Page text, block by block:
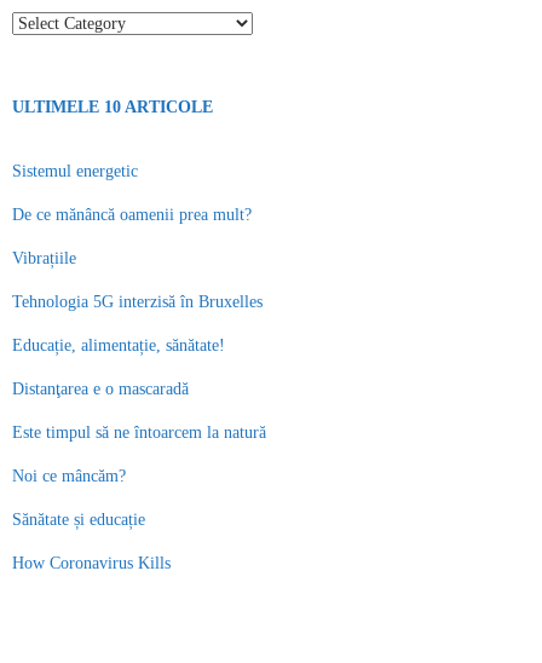
Categorii
ULTIMELE 10 ARTICOLE
Sistemul energetic
De ce mănâncă oamenii prea mult?
Vibrațiile
Tehnologia 5G interzisă în Bruxelles
Educație, alimentație, sănătate!
Distanţarea e o mascaradă
Este timpul să ne întoarcem la natură
Noi ce mâncăm?
Sănătate și educație
How Coronavirus Kills